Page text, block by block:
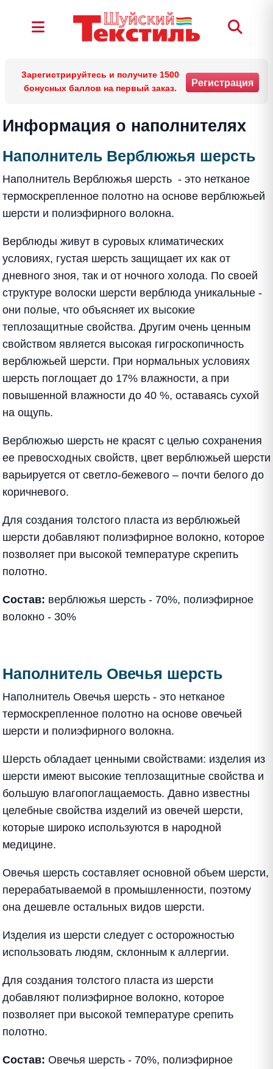
Зарегистрируйтесь и получите 1500
бонусных баллов на первый заказ.
Регистрация
Информация о наполнителях
Наполнитель Верблюжья шерсть
Наполнитель Верблюжья шерсть - это нетканое
термоскрепленное полотно на основе верблюжьей
шерсти и полиэфирного волокна.
Верблюды живут в суровых климатических
условиях, густая шерсть защищает их как от
дневного зноя, так и от ночного холода. По своей
структуре волоски шерсти верблюда уникальные -
они полые, что объясняет их высокие
теплозащитные свойства. Другим очень ценным
свойством является высокая гигроскопичность
верблюжьей шерсти. При нормальных условиях
шерсть поглощает до 17% влажности, а при
повышенной влажности до 40 %, оставаясь сухой
на ощупь.
Верблюжью шерсть не красят с целью сохранения
ее превосходных свойств, цвет верблюжьей шерсти
варьируется от светло-бежевого – почти белого до
коричневого.
Для создания толстого пласта из верблюжьей
шерсти добавляют полиэфирное волокно, которое
позволяет при высокой температуре скрепить
полотно.
Состав: верблюжья шерсть - 70%, полиэфирное
волокно - 30%
Наполнитель Овечья шерсть
Наполнитель Овечья шерсть - это нетканое
термоскрепленное полотно на основе овечьей
шерсти и полиэфирного волокна.
Шерсть обладает ценными свойствами: изделия из
шерсти имеют высокие теплозащитные свойства и
большую влагопоглащаемость. Давно известны
целебные свойства изделий из овечей шерсти,
которые широко используются в народной
медицине.
Овечья шерсть составляет основной объем шерсти,
перерабатываемой в промышленности, поэтому
она дешевле остальных видов шерсти.
Изделия из шерсти следует с осторожностью
использовать людям, склонным к аллергии.
Для создания толстого пласта из шерсти
добавляют полиэфирное волокно, которое
позволяет при высокой температуре срепить
полотно.
Состав: Овечья шерсть - 70%, полиэфирное